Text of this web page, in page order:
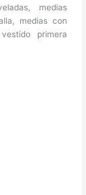
medias
medias con
primera